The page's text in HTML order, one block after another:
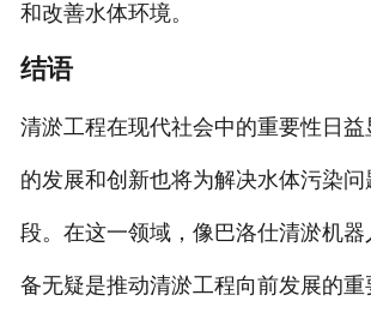
和改善水体环境。
结语
清淤工程在现代社会中的重要性日
的发展和创新也将为解决水体污染
段。在这一领域，像巴洛仕清淤机
备无疑是推动清淤工程向前发展的